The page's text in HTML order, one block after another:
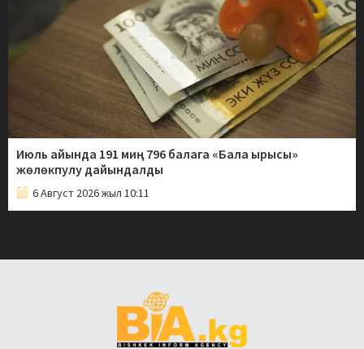
Июль айында 191 миң 796 балага «Бала ырысы»
жөлөкпулу дайындалды
6 Август 2026 жыл 10:11